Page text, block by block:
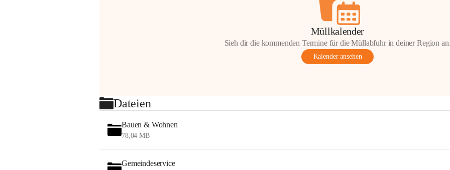
Müllkalender
Sieh dir die kommenden Termine für die Müllabfuhr in deiner Region
Kalender ansehen
Dateien
Bauen & Wohnen
78,04 MB
Gemeindeservice